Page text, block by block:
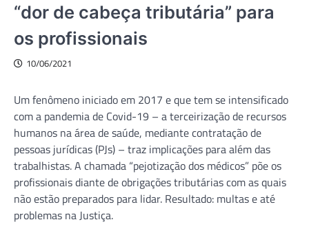
“dor de cabeça tributária” para
os profissionais
10/06/2021
Um fenômeno iniciado em 2017 e que tem se intensificado
com a pandemia de Covid-19 – a terceirização de recursos
humanos na área de saúde, mediante contratação de
pessoas jurídicas (PJs) – traz implicações para além das
trabalhistas. A chamada “pejotização dos médicos” põe os
profissionais diante de obrigações tributárias com as quais
não estão preparados para lidar. Resultado: multas e até
problemas na Justiça.